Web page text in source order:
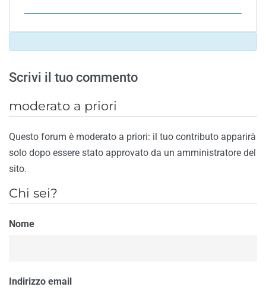
Scrivi il tuo commento
moderato a priori
Questo forum è moderato a priori: il tuo contributo apparirà
solo dopo essere stato approvato da un amministratore del
sito.
Chi sei?
Nome
Indirizzo email